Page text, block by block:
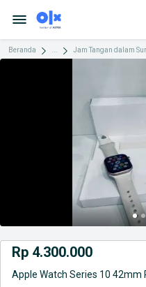
Beranda Jam Tangan dalam
Rp 4.300.000
Apple Watch Series 10 42mm